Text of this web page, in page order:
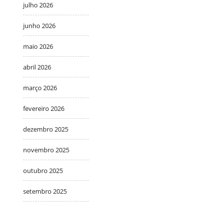
julho 2026
junho 2026
maio 2026
abril 2026
março 2026
fevereiro 2026
dezembro 2025
novembro 2025
outubro 2025
setembro 2025